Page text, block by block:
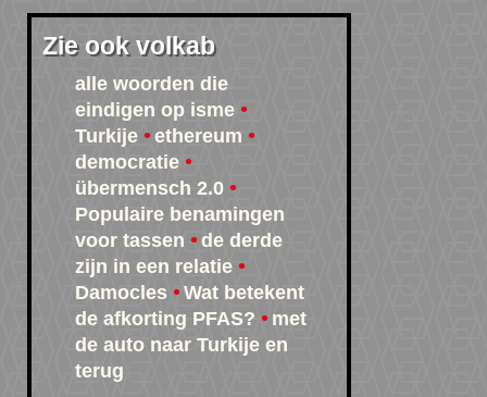
Zie ook volkab
alle woorden die
eindigen op isme
Turkije
ethereum
democratie
übermensch 2.0
Populaire benamingen
voor tassen
de derde
zijn in een relatie
Damocles
Wat betekent
de afkorting PFAS?
met
de auto naar Turkije en
terug